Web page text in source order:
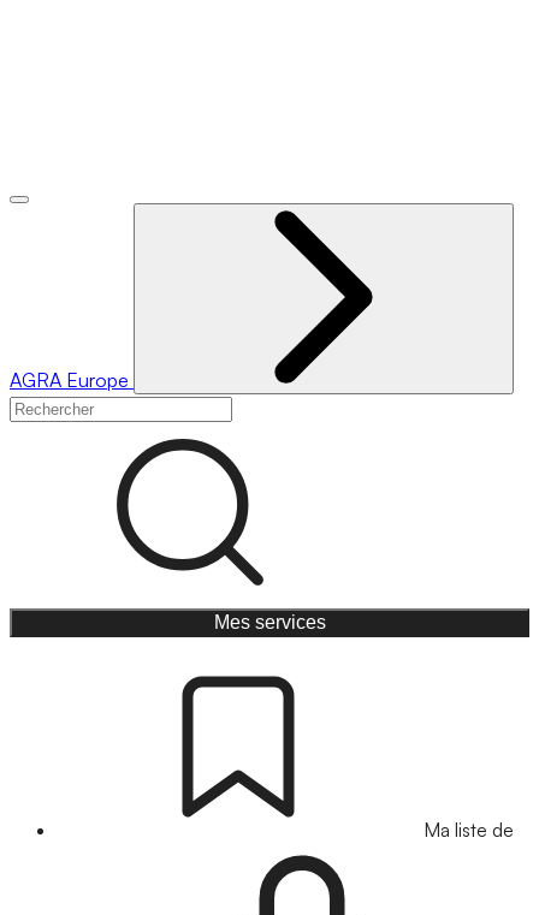
AGRA Europe
Mes services
Ma liste de